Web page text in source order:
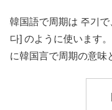
韓国語で周期は 주기で
다] のように使います
に韓国言で周期の意味